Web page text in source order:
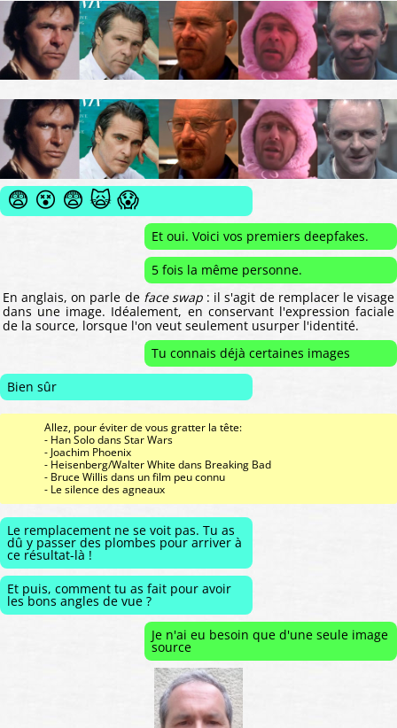
😨 😵 😨 🙀 😱
Et oui. Voici vos premiers deepfakes.
5 fois la même personne.
En anglais, on parle de face swap: il s'agit de remplacer le visage
dans une image. Idéalement, en conservant l'expression faciale
de la source, lorsque l'on veut seulement usurper l'identité.
Tu connais déjà certaines images
Bien sûr
Allez, pour éviter de vous gratter la tête:
- Han Solo dans Star Wars
- Joachim Phoenix
- Heisenberg/Walter White dans Breaking Bad
- Bruce Willis dans un film peu connu
- Le silence des agneaux
Le remplacement ne se voit pas. Tu as
dû y passer des plombes pour arriver à
ce résultat-là !
Et puis, comment tu as fait pour avoir
les bons angles de vue ?
Je n'ai eu besoin que d'une seule image
source